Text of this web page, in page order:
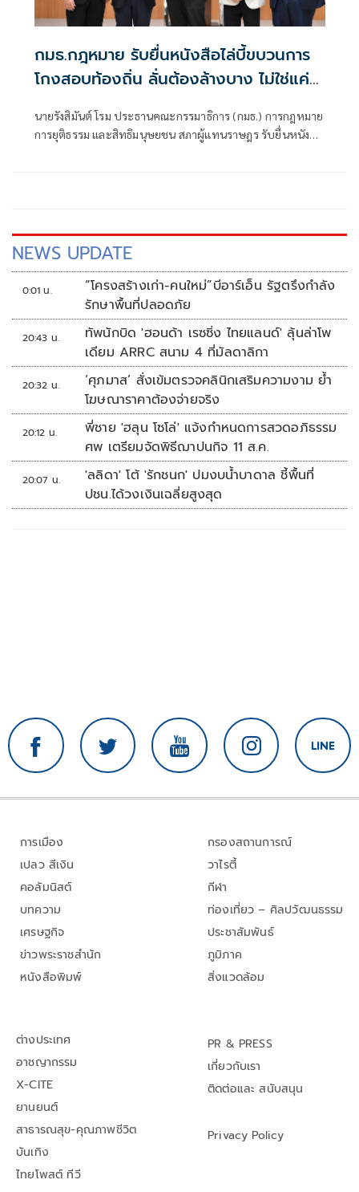
กมธ.กฎหมาย รับยื่นหนังสือไล่บี้ขบวนการ
โกงสอบท้องถิ่น ลั่นต้องล้างบาง ไม่ใช่แค่
นายรังสิมันต์ โรม ประธานคณะกรรมาธิการ (กมธ.) การกฎหมาย
การยุติธรรม และสิทธิมนุษยชน สภาผู้แทนราษฎร รับยื่นหนังสือ
NEWS UPDATE
0:01 น.
“โครงสร้างเก่า-คนใหม่”บีอาร์เอ็น รัฐตรึงกำลัง
รักษาพื้นที่ปลอดภัย
20:43 น.
ทัพนักบิด 'ฮอนด้า เรซซิ่ง ไทยแลนด์' ลุ้นล่าโพ
เดียม ARRC สนาม 4 ที่มัลดาลิกา
20:32 น.
‘ศุภมาส’ สั่งเข้มตรวจคลินิกเสริมความงาม ย้ำ
โฆษณาราคาต้องจ่ายจริง
20:12 น.
พี่ชาย 'ฮลุน โซโล่' แจ้งกำหนดการสวดอภิธรรม
ศพ เตรียมจัดพิธีฌาปนกิจ 11 ส.ค.
20:07 น.
'ลลิดา' โต้ 'รักชนก' ปมงบน้ำบาดาล ชี้พื้นที่
ปชน.ได้วงเงินเฉลี่ยสูงสุด
การเมือง
เปลว สีเงิน
คอลัมนิสต์
บทความ
เศรษฐกิจ
ข่าวพระราชสำนัก
หนังสือพิมพ์
กรองสถานการณ์
วาไรตี้
กีฬา
ท่องเที่ยว – ศิลปวัฒนธรรม
ประชาสัมพันธ์
ภูมิภาค
สิ่งแวดล้อม
ต่างประเทศ
อาชญากรรม
X-CITE
ยานยนต์
สาธารณสุข-คุณภาพชีวิต
บันเทิง
ไทยโพสต์ ทีวี
PR & PRESS
เกี่ยวกับเรา
ติดต่อและ สนับสนุน
Privacy Policy